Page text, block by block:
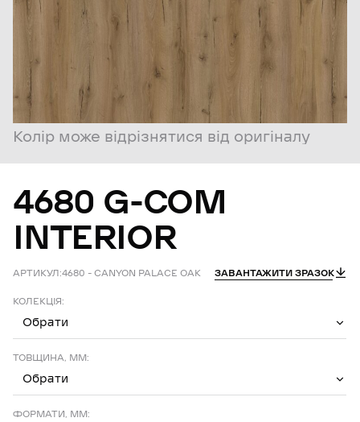
Колір може відрізнятися від оригіналу
4680 G-COM
INTERIOR
АРТИКУЛ:4680 – CANYON PALACE OAK ЗАВАНТАЖИТИ ЗРАЗОК
КОЛЕКЦІЯ:
Обрати
ТОВЩИНА, ММ:
Обрати
ФОРМАТИ, ММ: